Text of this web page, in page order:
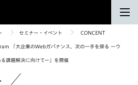
セミナー・イベント CONCENT
「大企業のWebガバナンス、次の一手を探る ーウ
課題解決に向けてー」を開催